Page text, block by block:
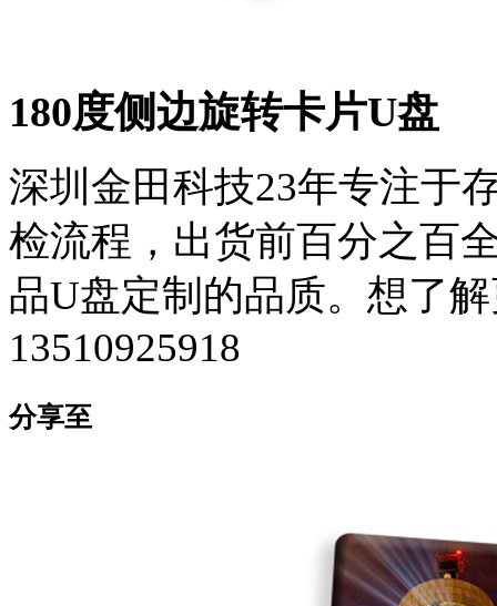
180度侧边旋转卡片U盘
深圳金田科技23年专注于
检流程，出货前百分之百
品U盘定制的品质。想了
13510925918
分享至